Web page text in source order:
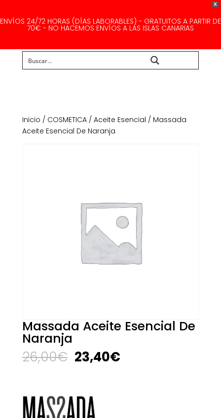
X
ENVÍOS 24/72 HORAS (DÍAS LABORABLES) - GRATUITOS A PARTIR DE
70€ - NO HACEMOS ENVÍOS A LAS ISLAS CANARIAS
Inicio / COSMETICA/ Aceite Esencial / Massada
Aceite Esencial De Naranja
Massada Aceite Esencial De
Naranja
26,00€ El
precio
26,00€.
23,40€El